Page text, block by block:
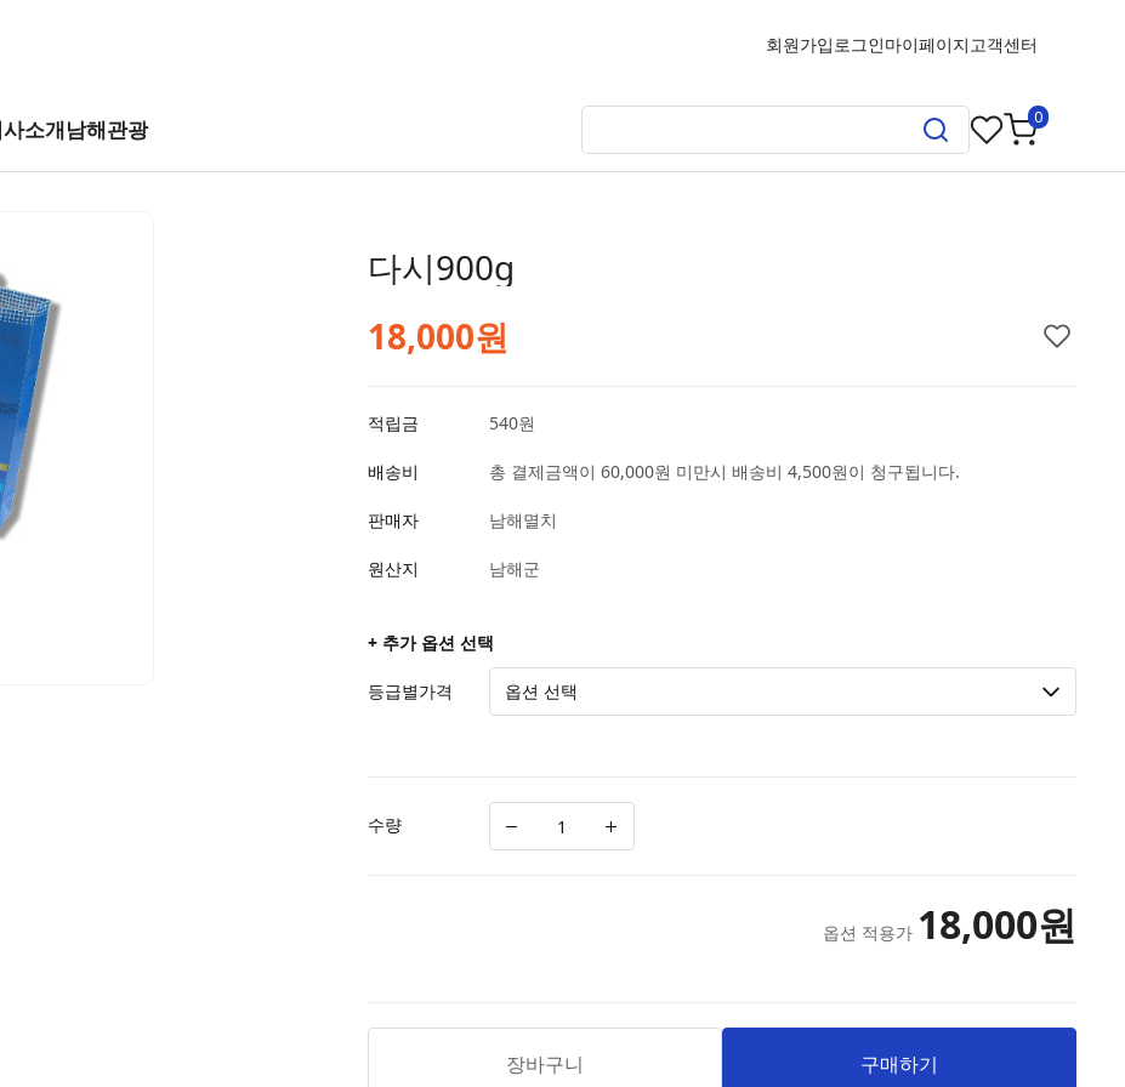
회원가입로그인마이페이지고객센터
소개남해관광 0
다시900g
18,000원
적립금 540원
배송비 총 결제금액이 60,000원 미만시 배송비 4,500원이 청구됩니다.
판매자 남해멸치
원산지 남해군
+ 추가 옵션 선택
등급별가격
수량
옵션 적용가 18,000원
장바구니 구매하기